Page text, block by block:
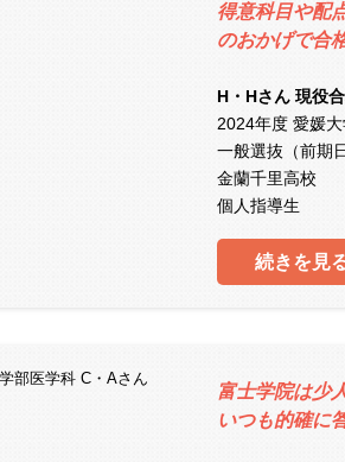
得意科目や配
のおかげで合
H・Hさん 現役
2024年度 愛媛
一般選抜（前期
金蘭千里高校
個人指導生
続きを見
富士学院は少
いつも的確に